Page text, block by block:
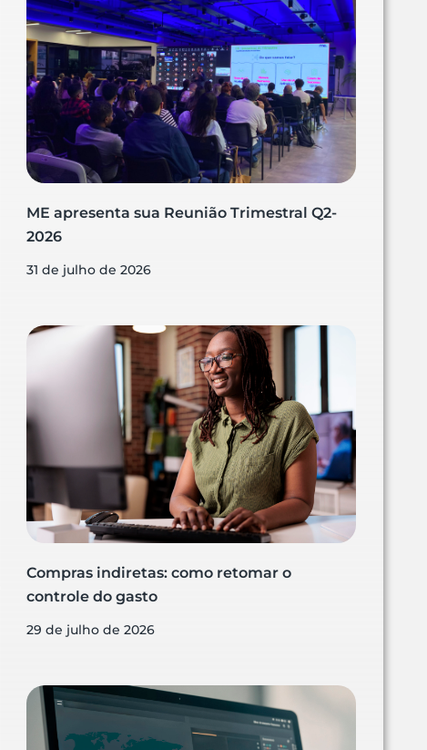
ME apresenta sua Reunião Trimestral Q2-
2026
31 de julho de 2026
Compras indiretas: como retomar o
controle do gasto
29 de julho de 2026